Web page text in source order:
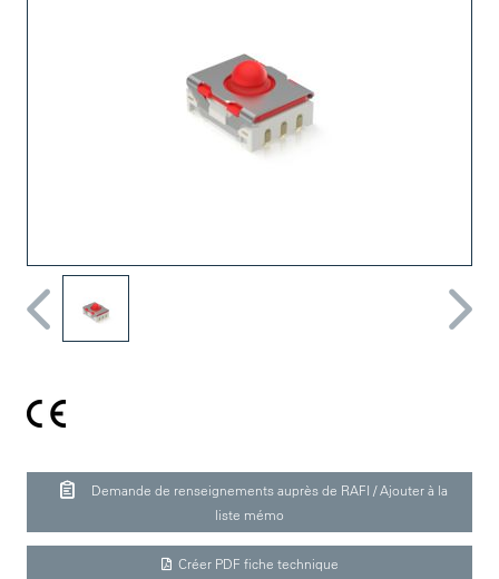
liste mémo
Créer PDF fiche technique